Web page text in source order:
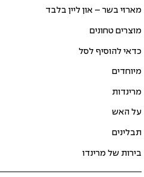
מארזי בשר – און ליין בלבד
מוצרים טחונים
כדאי להוסיף לסל
מיוחדים
מרינדות
על האש
תבלינים
בירות של מרינדו